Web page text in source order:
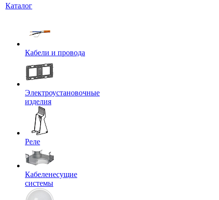
Каталог
Кабели и провода
Электроустановочные
изделия
Реле
Кабеленесущие
системы